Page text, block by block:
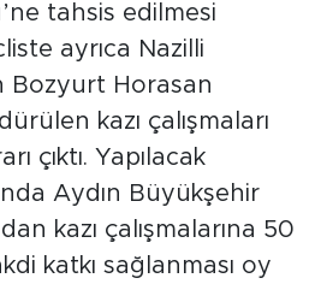
tahsis edilmesi
ayrıca Nazilli
Bozyurt Horasan
kazı çalışmaları
çıktı. Yapılacak
Aydın Büyükşehir
kazı çalışmalarına 50
katkı sağlanması oy